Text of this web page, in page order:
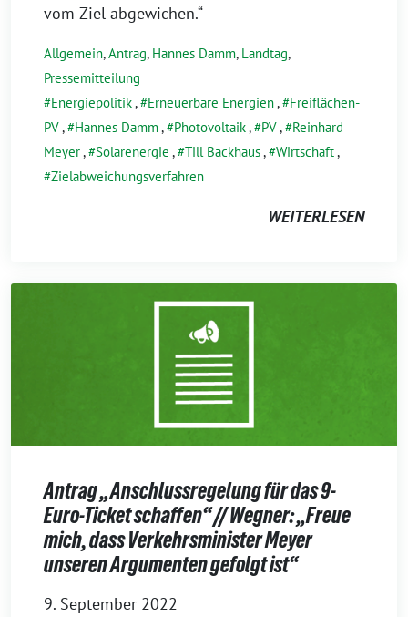
vom Ziel abgewichen.“
Allgemein,Antrag, Hannes Damm, Landtag,
Pressemitteilung
Energiepolitik, Erneuerbare Energien,
Freiflächen-
PV, Hannes Damm, Photovoltaik, PV,
Reinhard
Meyer, Solarenergie , Till Backhaus, Wirtschaft,
Zielabweichungsverfahren
WEITERLESEN
Antrag „Anschlussregelung für das 9-
Euro-Ticket schaffen“ // Wegner: „Freue
mich, dass Verkehrsminister Meyer
unseren Argumenten gefolgt ist“
9. September 2022